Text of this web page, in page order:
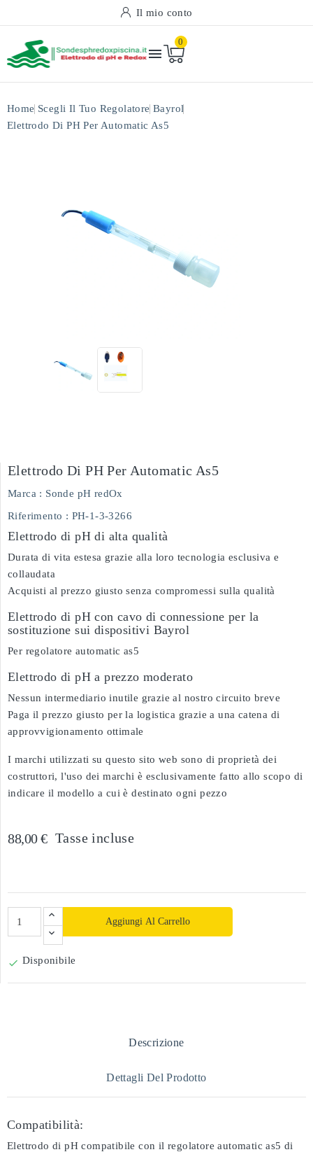
Il mio conto

0
Home Scegli Il Tuo Regolatore Bayrol
Elettrodo Di PH Per Automatic As5
Elettrodo Di PH Per Automatic As5
Marca : Sonde pH redOx
Riferimento : PH-1-3-3266
Elettrodo di pH di alta qualità
Durata di vita estesa grazie alla loro tecnologia esclusiva e
collaudata
Acquisti al prezzo giusto senza compromessi sulla qualità
Elettrodo di pH con cavo di connessione per la
sostituzione sui dispositivi Bayrol
Per regolatore automatic as5
Elettrodo di pH a prezzo moderato
Nessun intermediario inutile grazie al nostro circuito breve
Paga il prezzo giusto per la logistica grazie a una catena di
approvvigionamento ottimale
I marchi utilizzati su questo sito web sono di proprietà dei
costruttori, l'uso dei marchi è esclusivamente fatto allo scopo di
indicare il modello a cui è destinato ogni pezzo
88,00 € Tasse incluse
Aggiungi Al Carrello
 Disponibile
Descrizione
Dettagli Del Prodotto
Compatibilità:
Elettrodo di pH compatibile con il regolatore automatic as5 di